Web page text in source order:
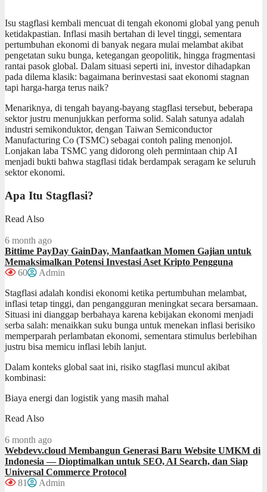
Isu stagflasi kembali mencuat di tengah ekonomi global yang penuh
ketidakpastian. Inflasi masih bertahan di level tinggi, sementara
pertumbuhan ekonomi di banyak negara mulai melambat akibat
pengetatan suku bunga, ketegangan geopolitik, hingga fragmentasi
rantai pasok global. Dalam situasi seperti ini, investor dihadapkan
pada dilema klasik: bagaimana berinvestasi saat ekonomi stagnan
tapi harga-harga terus naik?
Menariknya, di tengah bayang-bayang stagflasi tersebut, beberapa
sektor justru menunjukkan performa solid. Salah satunya adalah
industri semikonduktor, dengan Taiwan Semiconductor
Manufacturing Co (TSMC) sebagai contoh paling menonjol.
Lonjakan laba TSMC yang didorong oleh permintaan chip AI
menjadi bukti bahwa stagflasi tidak berdampak seragam ke seluruh
sektor ekonomi.
Apa Itu Stagflasi?
Read Also
6 month ago
Bittime PayDay GainDay, Manfaatkan Momen Gajian untuk
Memaksimalkan Potensi Investasi Aset Kripto Pengguna
60
Admin
Stagflasi adalah kondisi ekonomi ketika pertumbuhan melambat,
inflasi tetap tinggi, dan pengangguran meningkat secara bersamaan.
Situasi ini dianggap berbahaya karena kebijakan ekonomi menjadi
serba salah: menaikkan suku bunga untuk menekan inflasi berisiko
memperparah perlambatan ekonomi, sementara stimulus berlebihan
justru bisa memicu inflasi lebih lanjut.
Dalam konteks global saat ini, risiko stagflasi muncul akibat
kombinasi:
Biaya energi dan logistik yang masih mahal
Read Also
6 month ago
Webdevv.cloud Membangun Generasi Baru Website UMKM di
Indonesia — Dioptimalkan untuk SEO, AI Search, dan Siap
Universal Commerce Protocol
81
Admin